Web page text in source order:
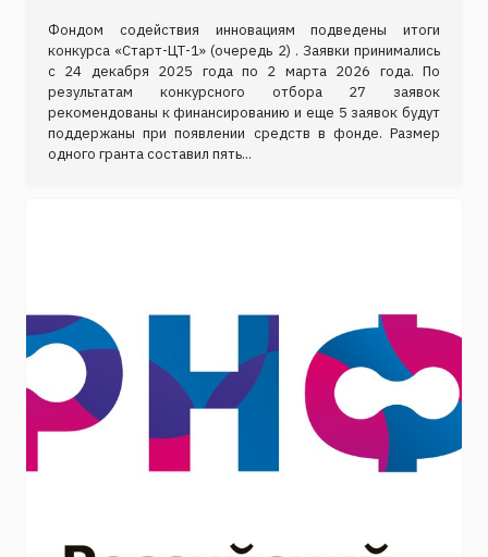
Фондом содействия инновациям подведены итоги
конкурса «Старт-ЦТ-1» (очередь 2) . Заявки принимались
с 24 декабря 2025 года по 2 марта 2026 года. По
результатам конкурсного отбора 27 заявок
рекомендованы к финансированию и еще 5 заявок будут
поддержаны при появлении средств в фонде. Размер
одного гранта составил пять...